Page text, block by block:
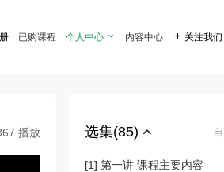
已购课程 个人中心  内容中心  关注我们
播放 选集(85)
[1] 第一讲 课程主要内容